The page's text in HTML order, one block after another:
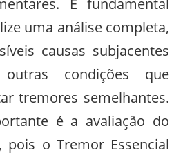
É fundamental
uma análise completa,
causas subjacentes
condições que
tremores semelhantes.
é a avaliação do
pois o Tremor Essencial